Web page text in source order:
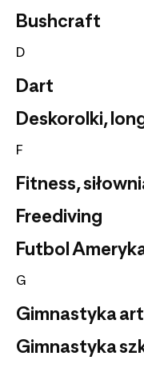
Bushcraft
D
Dart
Deskorolki,
F
Fitness,
Freediving
Futbol
G
Gimnastyka
Gimnastyka